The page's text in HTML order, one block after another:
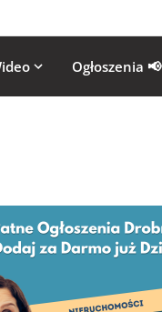
Ogłoszenia 📢